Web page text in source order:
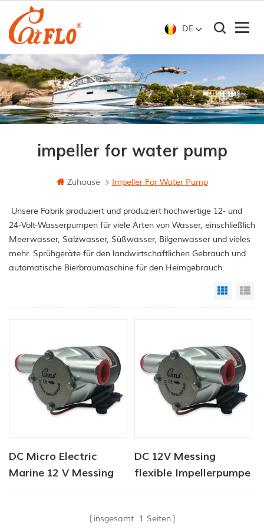
DE
impeller for water pump
Zuhause Impeller For Water Pump
Unsere Fabrik produziert und produziert hochwertige 12- und
24-Volt-Wasserpumpen für viele Arten von Wasser, einschließlich
Meerwasser, Salzwasser, Süßwasser, Bilgenwasser und vieles
mehr. Sprühgeräte für den landwirtschaftlichen Gebrauch und
automatische Bierbraumaschine für den Heimgebrauch.
Grid
DC Micro Electric
Marine 12 V Messing
DC 12V Messing
flexible Impellerpumpe
insgesamt 1 Seiten